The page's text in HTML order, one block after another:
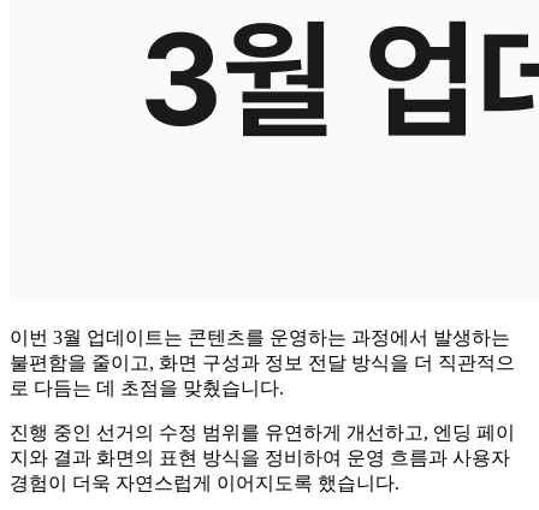
이번 3월 업데이트는 콘텐츠를 운영하는 과정에서 발생하는
불편함을 줄이고, 화면 구성과 정보 전달 방식을 더 직관적으
로 다듬는 데 초점을 맞췄습니다.
진행 중인 선거의 수정 범위를 유연하게 개선하고, 엔딩 페이
지와 결과 화면의 표현 방식을 정비하여 운영 흐름과 사용자
경험이 더욱 자연스럽게 이어지도록 했습니다.